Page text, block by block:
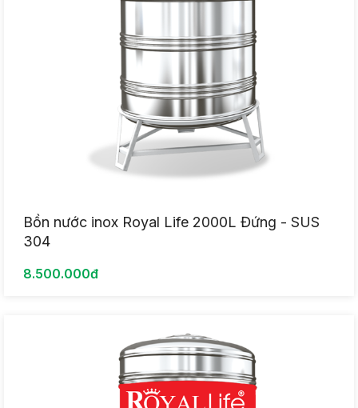
Bồn nước inox Royal Life 2000L Đứng - SUS
304
8.500.000đ